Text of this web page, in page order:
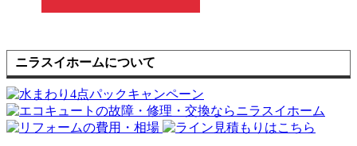
ニラスイホームについて